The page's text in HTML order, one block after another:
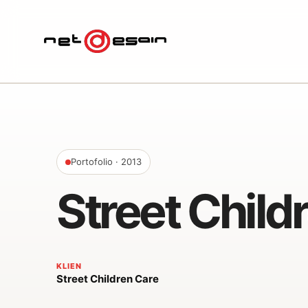
Portofolio · 2013
Street
KLIEN
Street Children Care